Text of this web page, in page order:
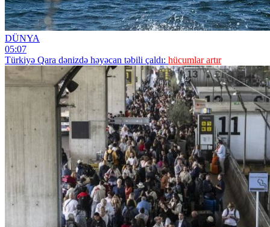
DÜNYA
05:07
Türkiyə Qara dənizdə həyəcan təbili çaldı: hücumlar artır